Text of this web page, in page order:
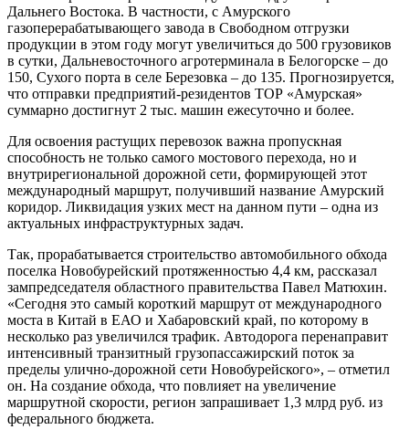
Дальнего Востока. В частности, с Амурского
газоперерабатывающего завода в Свободном отгрузки
продукции в этом году могут увеличиться до 500 грузовиков
в сутки, Дальневосточного агротерминала в Белогорске – до
150, Сухого порта в селе Березовка – до 135. Прогнозируется,
что отправки предприятий-резидентов ТОР «Амурская»
суммарно достигнут 2 тыс. машин ежесуточно и более.
Для освоения растущих перевозок важна пропускная
способность не только самого мостового перехода, но и
внутрирегиональной дорожной сети, формирующей этот
международный маршрут, получивший название Амурский
коридор. Ликвидация узких мест на данном пути – одна из
актуальных инфраструктурных задач.
Так, прорабатывается строительство автомобильного обхода
поселка Новобурейский протяженностью 4,4 км, рассказал
зампредседателя областного правительства Павел Матюхин.
«Сегодня это самый короткий маршрут от международного
моста в Китай в ЕАО и Хабаровский край, по которому в
несколько раз увеличился трафик. Автодорога перенаправит
интенсивный транзитный грузопассажирский поток за
пределы улично-дорожной сети Новобурейского», – отметил
он. На создание обхода, что повлияет на увеличение
маршрутной скорости, регион запрашивает 1,3 млрд руб. из
федерального бюджета.